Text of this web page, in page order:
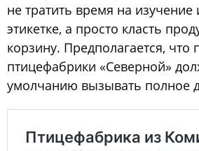
не тратить время на
этикетке, а просто класть
корзину. Предполагается, что
птицефабрики «Северной»
умолчанию вызывать полное